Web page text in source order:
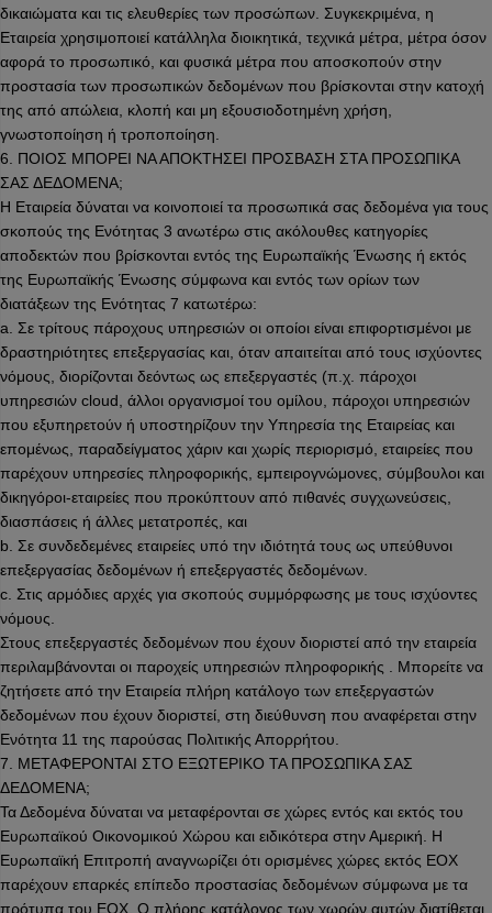
δικαιώματα και τις ελευθερίες των προσώπων. Συγκεκριμένα, η
Εταιρεία χρησιμοποιεί κατάλληλα διοικητικά, τεχνικά μέτρα, μέτρα όσον
αφορά το προσωπικό, και φυσικά μέτρα που αποσκοπούν στην
προστασία των προσωπικών δεδομένων που βρίσκονται στην κατοχή
της από απώλεια, κλοπή και μη εξουσιοδοτημένη χρήση,
γνωστοποίηση ή τροποποίηση.
6. ΠΟΙΟΣ ΜΠΟΡΕΙ ΝΑ ΑΠΟΚΤΗΣΕΙ ΠΡΟΣΒΑΣΗ ΣΤΑ ΠΡΟΣΩΠΙΚΑ
ΣΑΣ ΔΕΔΟΜΕΝΑ;
Η Εταιρεία δύναται να κοινοποιεί τα προσωπικά σας δεδομένα για τους
σκοπούς της Ενότητας 3 ανωτέρω στις ακόλουθες κατηγορίες
αποδεκτών που βρίσκονται εντός της Ευρωπαϊκής Ένωσης ή εκτός
της Ευρωπαϊκής Ένωσης σύμφωνα και εντός των ορίων των
διατάξεων της Ενότητας 7 κατωτέρω:
a. Σε τρίτους πάροχους υπηρεσιών οι οποίοι είναι επιφορτισμένοι με
δραστηριότητες επεξεργασίας και, όταν απαιτείται από τους ισχύοντες
νόμους, διορίζονται δεόντως ως επεξεργαστές (π.χ. πάροχοι
υπηρεσιών cloud, άλλοι οργανισμοί του ομίλου, πάροχοι υπηρεσιών
που εξυπηρετούν ή υποστηρίζουν την Υπηρεσία της Εταιρείας και
επομένως, παραδείγματος χάριν και χωρίς περιορισμό, εταιρείες που
παρέχουν υπηρεσίες πληροφορικής, εμπειρογνώμονες, σύμβουλοι και
δικηγόροι-εταιρείες που προκύπτουν από πιθανές συγχωνεύσεις,
διασπάσεις ή άλλες μετατροπές, και
b. Σε συνδεδεμένες εταιρείες υπό την ιδιότητά τους ως υπεύθυνοι
επεξεργασίας δεδομένων ή επεξεργαστές δεδομένων.
c. Στις αρμόδιες αρχές για σκοπούς συμμόρφωσης με τους ισχύοντες
νόμους.
Στους επεξεργαστές δεδομένων που έχουν διοριστεί από την εταιρεία
περιλαμβάνονται οι παροχείς υπηρεσιών πληροφορικής . Μπορείτε να
ζητήσετε από την Εταιρεία πλήρη κατάλογο των επεξεργαστών
δεδομένων που έχουν διοριστεί, στη διεύθυνση που αναφέρεται στην
Ενότητα 11 της παρούσας Πολιτικής Απορρήτου.
7. ΜΕΤΑΦΕΡΟΝΤΑΙ ΣΤΟ ΕΞΩΤΕΡΙΚΟ ΤΑ ΠΡΟΣΩΠΙΚΑ ΣΑΣ
ΔΕΔΟΜΕΝΑ;
Τα Δεδομένα δύναται να μεταφέρονται σε χώρες εντός και εκτός του
Ευρωπαϊκού Οικονομικού Χώρου και ειδικότερα στην Αμερική. Η
Ευρωπαϊκή Επιτροπή αναγνωρίζει ότι ορισμένες χώρες εκτός ΕΟΧ
παρέχουν επαρκές επίπεδο προστασίας δεδομένων σύμφωνα με τα
πρότυπα του ΕΟΧ. Ο πλήρης κατάλογος των χωρών αυτών διατίθεται